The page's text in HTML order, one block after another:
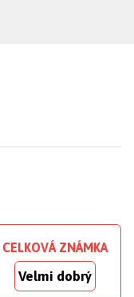
CELKOVÁ ZNÁMKA
Velmi dobrý